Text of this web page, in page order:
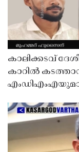
കാലിക്കടവ്
കാറിൽ കടത്താൻ